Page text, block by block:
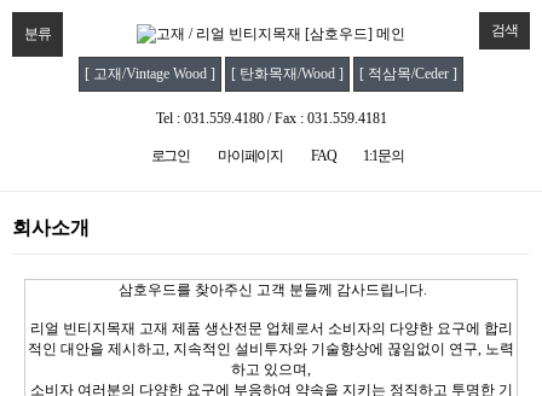
분류 검색
[ 고재/Vintage Wood ] [ 탄화목재/Wood ] [ 적삼목/Ceder ]
Tel : 031.559.4180 / Fax : 031.559.4181
로그인 마이페이지 FAQ 1:1문의
회사소개
삼호우드를 찾아주신 고객 분들께 감사드립니다.
리얼 빈티지목재 고재 제품 생산전문 업체로서 소비자의 다양한 요구에 합리
적인 대안을 제시하고, 지속적인 설비투자와 기술향상에 끊임없이 연구, 노력
하고 있으며,
소비자 여러분의 다양한 요구에 부응하여 약속을 지키는 정직하고 투명한 기